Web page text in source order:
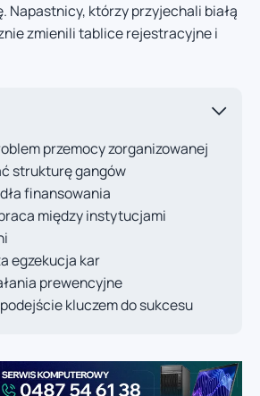
Napastnicy, którzy przyjechali białą
zmienili tablice rejestracyjne i
przemocy zorganizowanej
strukturę gangów
finansowania
między instytucjami
egzekucja kar
prewencyjne
kluczem do sukcesu